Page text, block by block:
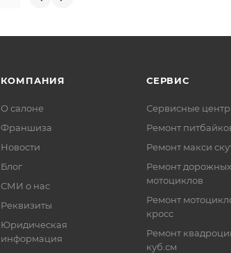
КОМПАНИЯ
О салоне
Франшиза
Новости
Блог
СМИ о нас
Реквизиты
Юридическая
информация
СЕРВИС
Сервисные
Ремонт
Ремонт макси
Ремонт дорожных
мотоциклов
Ремонт
кросс
Ремонт
куб.см